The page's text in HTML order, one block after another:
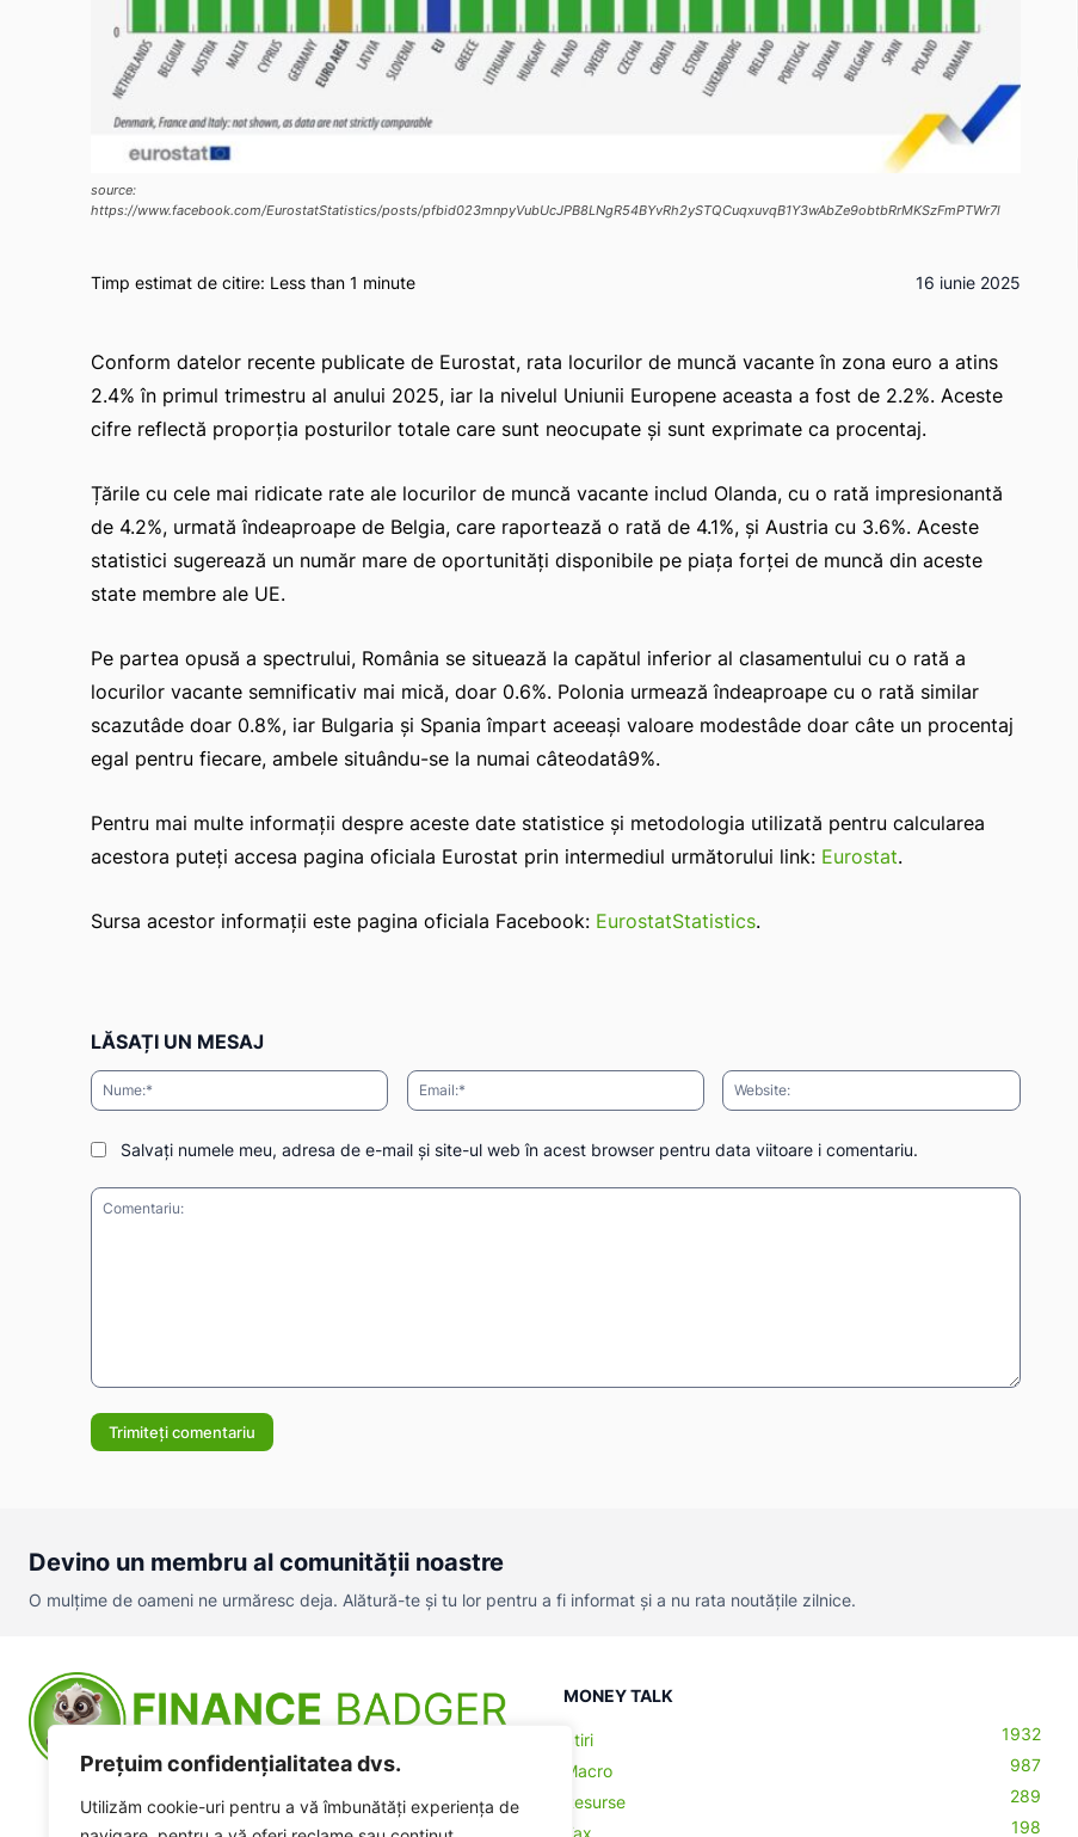
Prețuim confidențialitatea dvs.
Utilizăm cookie-uri pentru a vă îmbunătăți experiența de
source:
https://www.facebook.com/EurostatStatistics/posts/pfbid023mnpyVubUcJPB8LNgR54BYvRh2ySTQCuqxuvqB1Y3wAbZe9obtbRrMKSzFmPTWr7l
Timp estimat de citire: Less than 1 minute 16 iunie 2025
Conform datelor recente publicate de Eurostat, rata locurilor de muncă vacante în zona euro a atins
2.4% în primul trimestru al anului 2025, iar la nivelul Uniunii Europene aceasta a fost de 2.2%. Aceste
cifre reflectă proporția posturilor totale care sunt neocupate și sunt exprimate ca procentaj.
Țările cu cele mai ridicate rate ale locurilor de muncă vacante includ Olanda, cu o rată impresionantă
de 4.2%, urmată îndeaproape de Belgia, care raportează o rată de 4.1%, și Austria cu 3.6%. Aceste
statistici sugerează un număr mare de oportunități disponibile pe piața forței de muncă din aceste
state membre ale UE.
Pe partea opusă a spectrului, România se situează la capătul inferior al clasamentului cu o rată a
locurilor vacante semnificativ mai mică, doar 0.6%. Polonia urmează îndeaproape cu o rată similar
scazutâde doar 0.8%, iar Bulgaria și Spania împart aceeași valoare modestâde doar câte un procentaj
egal pentru fiecare, ambele situându-se la numai câteodatâ9%.
Pentru mai multe informații despre aceste date statistice și metodologia utilizată pentru calcularea
acestora puteți accesa pagina oficiala Eurostat prin intermediul următorului link: Eurostat.
Sursa acestor informații este pagina oficiala Facebook: EurostatStatistics.
LĂSAȚI UN MESAJ
Nume:* Email:* Website:
Salvați numele meu, adresa de e-mail și site-ul web în acest browser pentru data viitoare i comentariu.
Devino un membru al comunității noastre
O mulțime de oameni ne urmăresc deja. Alătură-te și tu lor pentru a fi informat și a nu rata noutățile zilnice.
MONEY TALK
Știri
1932
Macro
987
Resurse
289
198